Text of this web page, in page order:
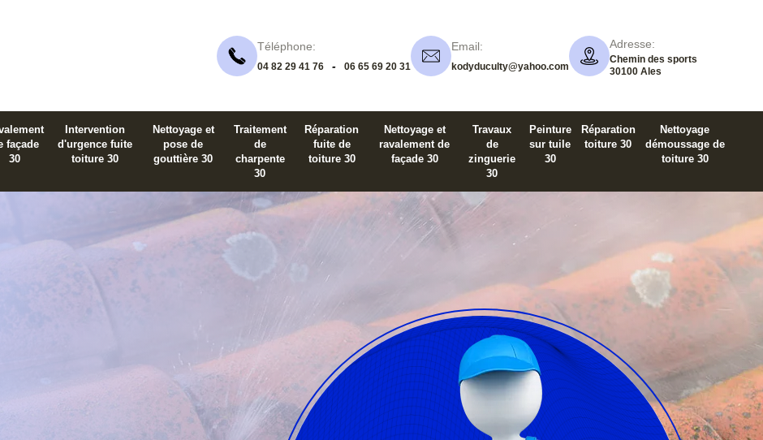
Téléphone:
04 82 29 41 76 - 06 65 69 20 31
Email:
kodyduculty@yahoo.com
Adresse:
Chemin des sports
30100 Ales
façade
30
Intervention
d'urgence fuite
toiture 30
Nettoyage et
pose de
gouttière 30
Traitement
de
charpente
30
Réparation
fuite de
toiture 30
Nettoyage et
ravalement de
façade 30
Travaux
de
zinguerie
30
Peinture
sur tuile
30
Réparation
toiture 30
Nettoyage
démoussage de
toiture 30